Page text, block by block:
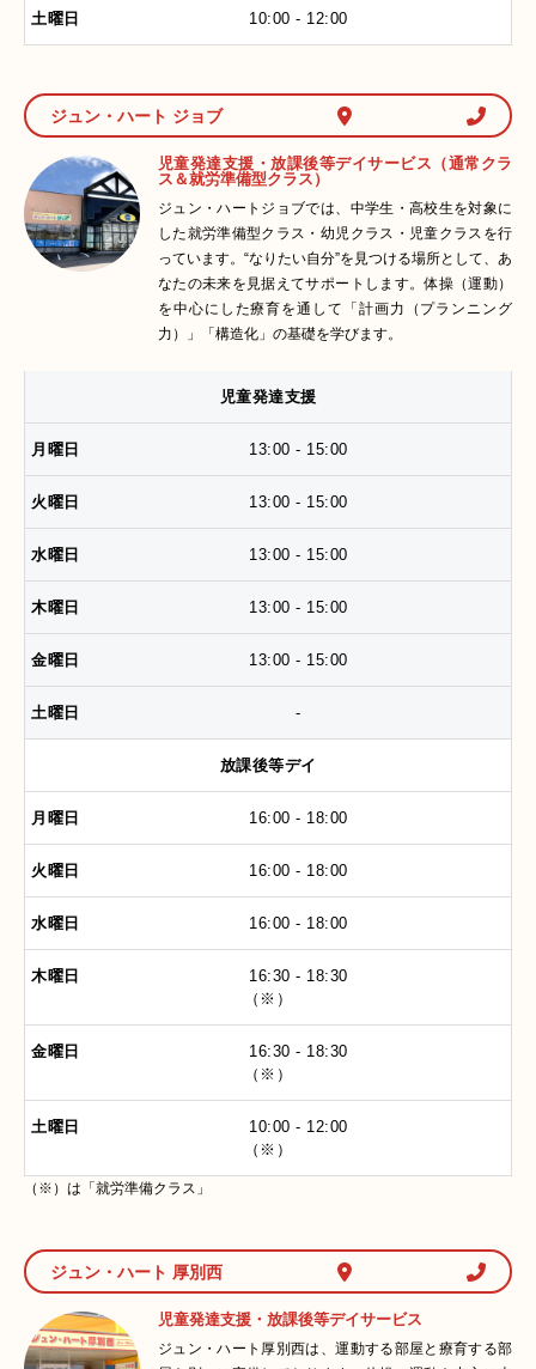
10:00 - 12:00
ジュン・ハート ジョブ
児童発達支援・放課後等デイサービス（通常クラ
ス＆就労準備型クラス）
ジュン・ハートジョブでは、中学生・高校生を対象に
した就労準備型クラス・幼児クラス・児童クラスを行
っています。“なりたい自分”を見つける場所として、あ
なたの未来を見据えてサポートします。体操（運動）
を中心にした療育を通して「計画力（プランニング
力）」「構造化」の基礎を学びます。
児童発達支援
13:00 - 15:00
13:00 - 15:00
13:00 - 15:00
13:00 - 15:00
13:00 - 15:00
-
放課後等デイ
16:00 - 18:00
16:00 - 18:00
16:00 - 18:00
16:30 - 18:30
（※）
16:30 - 18:30
（※）
10:00 - 12:00
（※）
（※）は「就労準備クラス」
ジュン・ハート 厚別西
児童発達支援・放課後等デイサービス
ジュン・ハート厚別西は、運動する部屋と療育する部